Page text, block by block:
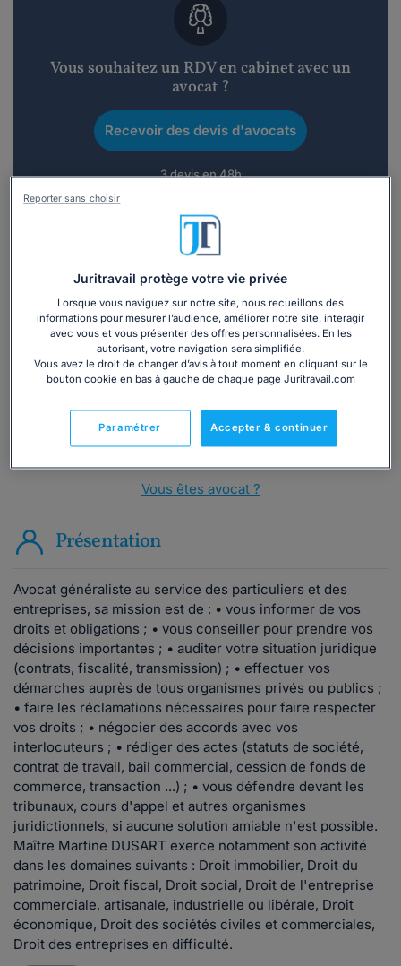
Vous souhaitez un RDV en cabinet avec un
avocat ?
Recevoir des devis d'avocats
3 devis en 48h
Vous souhaitez une consultation par
téléphone ?
Consulter immédiatement
vendredi)
Vous êtes avocat ?
Présentation
Avocat généraliste au service des particuliers et des
entreprises, sa mission est de : • vous informer de vos
droits et obligations ; • vous conseiller pour prendre vos
décisions importantes ; • auditer votre situation juridique
(contrats, fiscalité, transmission) ; • effectuer vos
démarches auprès de tous organismes privés ou publics ;
• faire les réclamations nécessaires pour faire respecter
vos droits ; • négocier des accords avec vos
interlocuteurs ; • rédiger des actes (statuts de société,
contrat de travail, bail commercial, cession de fonds de
commerce, transaction ...) ; • vous défendre devant les
tribunaux, cours d'appel et autres organismes
juridictionnels, si aucune solution amiable n'est possible.
Maître Martine DUSART exerce notamment son activité
dans les domaines suivants : Droit immobilier, Droit du
patrimoine, Droit fiscal, Droit social, Droit de l'entreprise
commerciale, artisanale, industrielle ou libérale, Droit
économique, Droit des sociétés civiles et commerciales,
Droit des entreprises en difficulté.
Juritravail protège votre vie privée
Lorsque vous naviguez sur notre site, nous recueillons des
informations pour mesurer l’audience, améliorer notre site, interagir
avec vous et vous présenter des offres personnalisées. En les
autorisant, votre navigation sera simplifiée.
Vous avez le droit de changer d’avis à tout moment en cliquant sur le
bouton cookie en bas à gauche de chaque page Juritravail.com
Accepter & continuer
Paramétrer
Reporter sans choisir